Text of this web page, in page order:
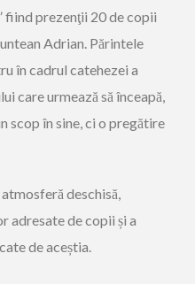
fiind prezenţii 20 de copii
Adrian. Părintele
în cadrul catehezei a
care urmează să înceapă,
scop în sine, ci o pregătire
deschisă,
adresate de copii și a
de aceștia.